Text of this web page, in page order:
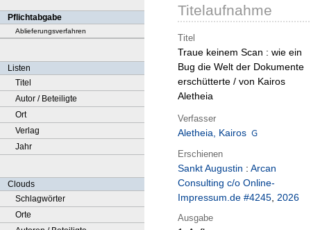
Pflichtabgabe
Ablieferungsverfahren
Listen
Titel
Autor / Beteiligte
Ort
Verlag
Jahr
Clouds
Schlagwörter
Orte
Titelaufnahme
Titel
Traue keinem Scan : wie ein
Bug die Welt der Dokumente
erschütterte / von Kairos
Aletheia
Verfasser
Aletheia, Kairos
Erschienen
Sankt Augustin : Arcan
Consulting c/o Online-
Impressum.de #4245, 2026
Ausgabe